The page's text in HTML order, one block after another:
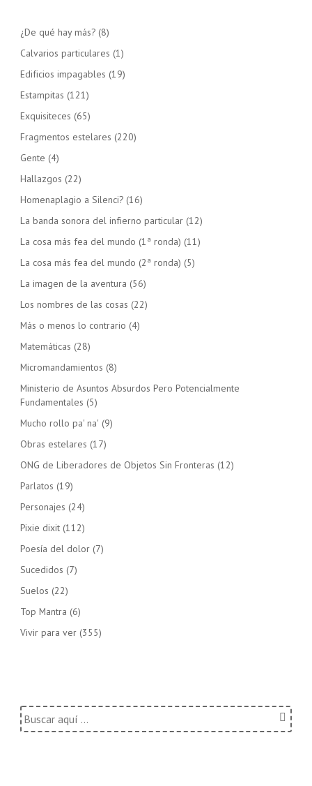
¿De qué hay más? (8)
Calvarios particulares (1)
Edificios impagables (19)
Estampitas (121)
Exquisiteces (65)
Fragmentos estelares (220)
Gente (4)
Hallazgos (22)
Homenaplagio a Silenci? (16)
La banda sonora del infierno particular (12)
La cosa más fea del mundo (1ª ronda) (11)
La cosa más fea del mundo (2ª ronda) (5)
La imagen de la aventura (56)
Los nombres de las cosas (22)
Más o menos lo contrario (4)
Matemáticas (28)
Micromandamientos (8)
Ministerio de Asuntos Absurdos Pero Potencialmente
Fundamentales (5)
Mucho rollo pa' na' (9)
Obras estelares (17)
ONG de Liberadores de Objetos Sin Fronteras (12)
Parlatos (19)
Personajes (24)
Pixie dixit (112)
Poesía del dolor (7)
Sucedidos (7)
Suelos (22)
Top Mantra (6)
Vivir para ver (355)
Buscar
por: